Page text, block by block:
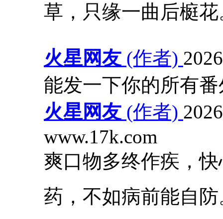
草，只缘一曲后榳
火星网友 (作者)
能发一下你的所有
火星网友 (作者)
www.17k.com
爽口物多终作疾，
药，不如病前能自